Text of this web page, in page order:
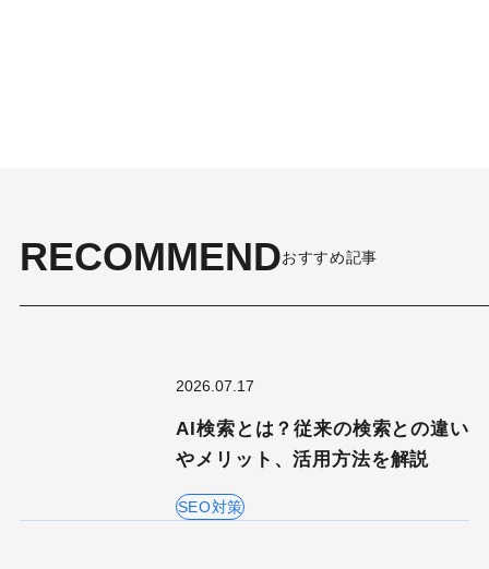
RECOMMENDおすすめ記事
2026.07.17
AI検索とは？従来の検索との違い
やメリット、活用方法を解説
SEO対策